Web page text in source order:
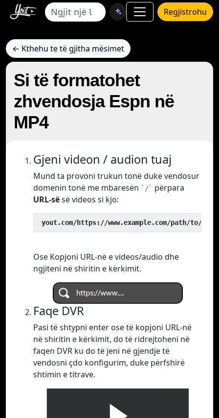
Regjistrohu
← Kthehu te të gjitha mësimet
Si të formatohet
zhvendosja Espn në
MP4
Gjeni videon / audion tuaj
Mund ta provoni trukun tonë duke vendosur
domenin tonë me mbaresën `/` përpara
URL-sësë videos si kjo:
yout.com/https://www.example.com/path/to/
Ose Kopjoni URL-në e videos/audio dhe
ngjiteni në shiritin e kërkimit.
Faqe DVR
Pasi të shtypni enter ose të kopjoni URL-në
në shiritin e kërkimit, do të ridrejtoheni në
faqen DVR ku do të jeni në gjendje të
vendosni çdo konfigurim, duke përfshirë
shtimin e titrave.